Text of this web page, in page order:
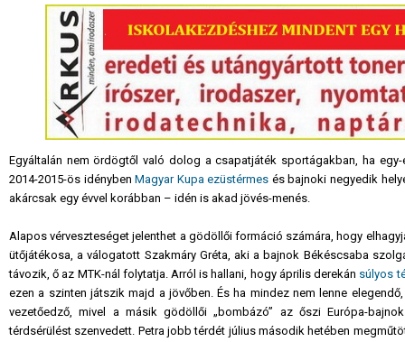
Egyáltalán nem ördögtől való dolog a csapatjáték sportágakban, ha
2014-2015-ös idénybenMagyar Kupa ezüstérmes és bajnoki negyedik
akárcsak egy évvel korábban – idén is akad jövés-menés.
Alapos vérveszteséget jelenthet a gödöllői formáció számára, hogy
ütőjátékosa, a válogatott Szakmáry Gréta, aki a bajnok Békéscsaba
távozik, ő az MTK-nál folytatja. Arról is hallani, hogy április derekán súlyos
ezen a szinten játszik majd a jövőben. És ha mindez nem lenne
vezetőedző, mivel a másik gödöllői „bombázó” az őszi Európa-
térdsérülést szenvedett. Petra jobb térdét július második hetében